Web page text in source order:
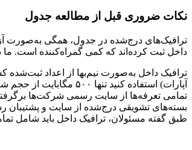
نکات ضروری قبل از مطالعه جدول
ترافیک‌های درج‌شده در جدول، همگی به‌صورت
داخل ثبت کرده‌اند که کمی گمراه‌کننده است. ما
ترافیک‌ داخل به‌صورت نیم‌بها از اعداد ثبت‌شده
آپارات) استفاده کنید تنها ۵۰۰ مگابایت از حجم شما کاسته خواهد شد. این رقم برای سرویس پیشگامان، یک‌سوم محاسبه خواهد شد.
تمامی تعرفه‌ها از سایت رسمی شرکت‌ها
بسته‌های تشویقی درج‌شده از سایت و
طبق گفته مسئولان، ترافیک داخل باید شامل